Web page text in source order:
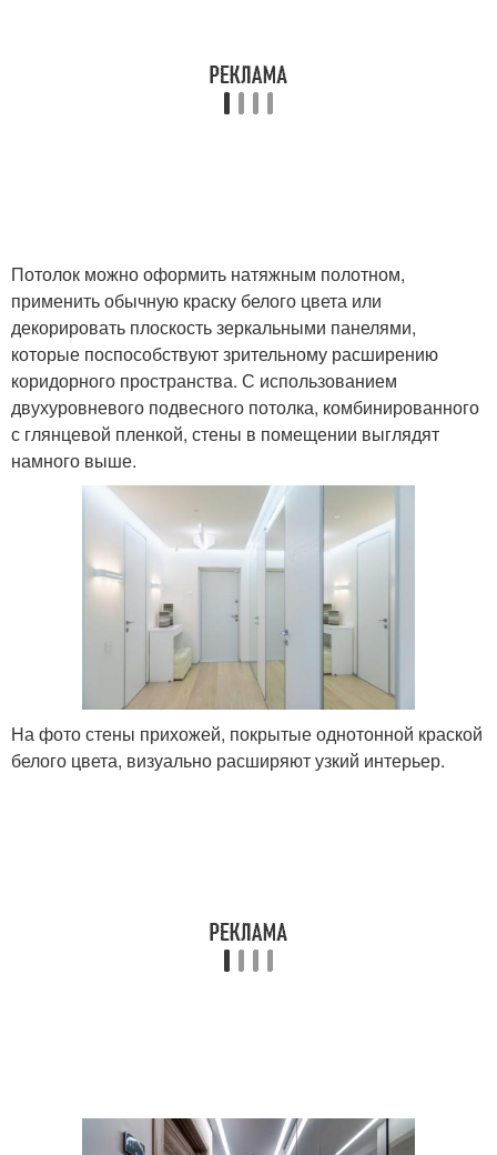
Потолок можно оформить натяжным полотном,
применить обычную краску белого цвета или
декорировать плоскость зеркальными панелями,
которые поспособствуют зрительному расширению
коридорного пространства. С использованием
двухуровневого подвесного потолка, комбинированного
с глянцевой пленкой, стены в помещении выглядят
намного выше.
На фото стены прихожей, покрытые однотонной краской
белого цвета, визуально расширяют узкий интерьер.